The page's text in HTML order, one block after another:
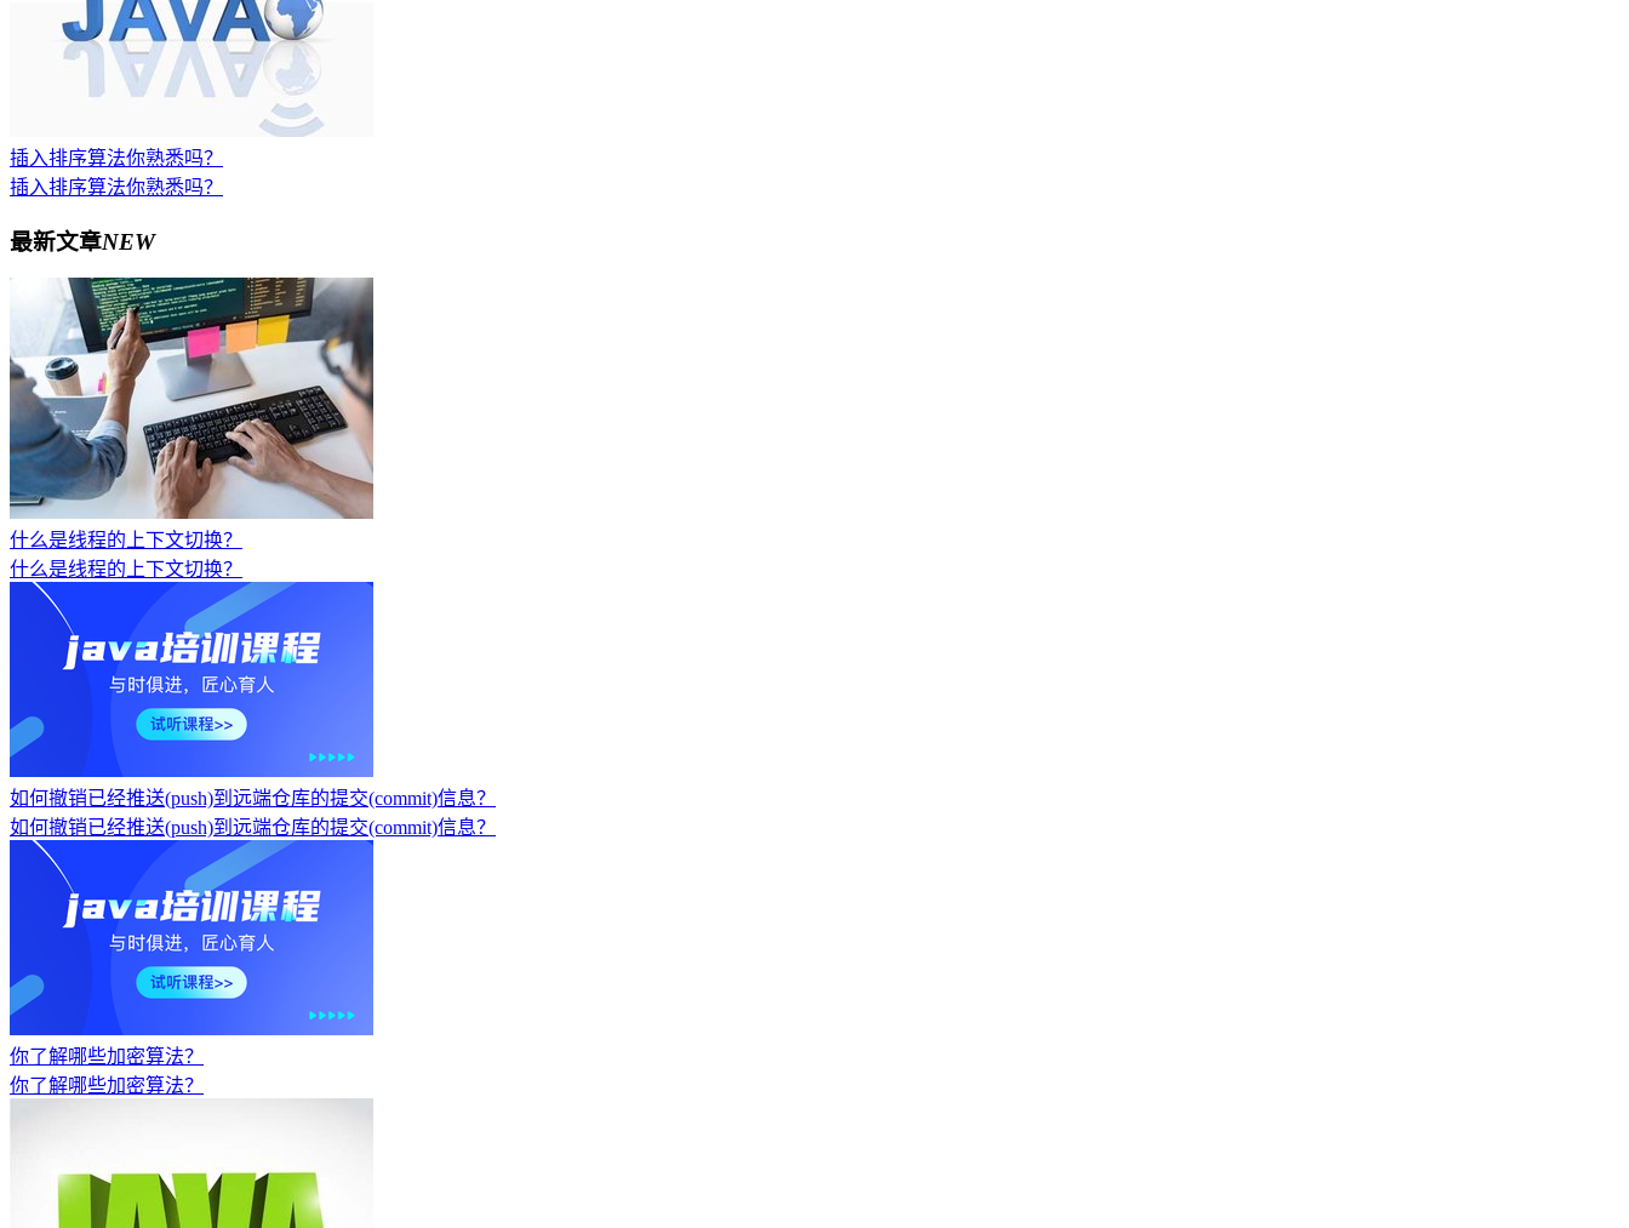
插入排序算法你熟悉吗？
插入排序算法你熟悉吗？
最新文章NEW
什么是线程的上下文切换？
什么是线程的上下文切换？
如何撤销已经推送(push)到远端仓库的提交(commit)信息？
如何撤销已经推送(push)到远端仓库的提交(commit)信息？
你了解哪些加密算法？
你了解哪些加密算法？